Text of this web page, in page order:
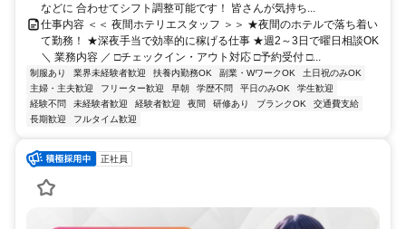
などに 合わせてシフト調整可能です！ 皆さんが気持ち...
仕事内容 ＜＜ 夜間ホテリエスタッフ ＞＞ ★夜間のホテルで落ち着い
て勤務！ ★深夜手当で効率的に稼げる仕事 ★週2～3日で曜日相談OK
＼ 業務内容 ／ □チェックイン・アウト対応 □予約受付 □...
制服あり 業界未経験者歓迎 扶養内勤務OK 副業・WワークOK
土日祝のみOK
主婦・主夫歓迎
フリーター歓迎 早朝 学歴不問 平日のみOK
学生歓迎
経験不問
未経験者歓迎 経験者歓迎 夜間 研修あり ブランクOK
交通費支給
長期歓迎
フルタイム歓迎
正社員